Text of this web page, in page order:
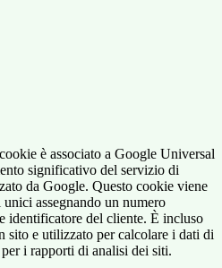
è associato a Google Universal
significativo del servizio di
da Google. Questo cookie viene
assegnando un numero
identificatore del cliente. È incluso
sito e utilizzato per calcolare i dati di
i rapporti di analisi dei siti.